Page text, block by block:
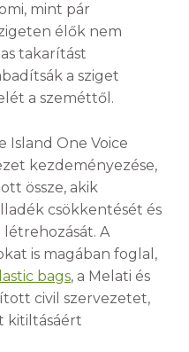
mint pár
élők nem
takarítást
a sziget
a szeméttől.
Island One Voice
kezdeményezése,
össze, akik
csökkentését és
A
is magában foglal,
bags, a Melati és
civil szervezetet,
kitiltásáért